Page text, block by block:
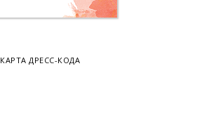
КАРТА ДРЕСС-КОДА